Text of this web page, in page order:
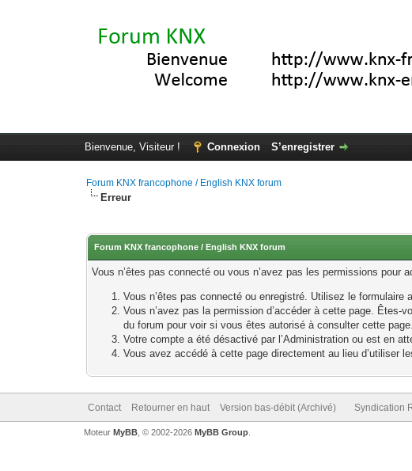
Bienvenue, Visiteur ! Connexion S’enregistrer
Forum KNX francophone / English KNX forum
Erreur
Forum KNX francophone / English KNX forum
Vous n’êtes pas connecté ou vous n’avez pas les permissions
Vous n’êtes pas connecté ou enregistré. Utilisez le
Vous n’avez pas la permission d’accéder à cette page. Êtes-
du forum pour voir si vous êtes autorisé à consulter cette page.
Votre compte a été désactivé par l’Administration ou est en
Vous avez accédé à cette page directement au lieu d’utiliser
Contact Retourner en haut Version bas-débit (Archivé) Syndication
Moteur MyBB, © 2002-2026 MyBB Group.